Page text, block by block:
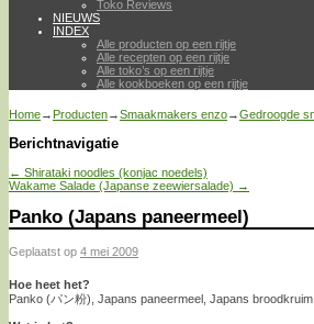
Toko Reviews
NIEUWS
INDEX
Alle producten op een rijtje
Alle recepten op een rijtje
Alle toko’s op een rijtje
Alle kookboeken op een rijtje
Home→ Producten→Smaakmakers enzo→Gedroogde
Berichtnavigatie
← Shirataki noodles (konjac noedels)
Wakame Salade (Japanse zeewiersalade) →
Panko (Japans paneermeel)
Geplaatst op 4 mei 2009
Hoe heet het?
Panko (パン粉), Japans paneermeel, Japans